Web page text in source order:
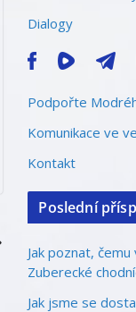
Dialogy
Podpořte
Komunikace ve
Kontakt
Poslední
Jak poznat,
Zuberecké
Jak jsme se